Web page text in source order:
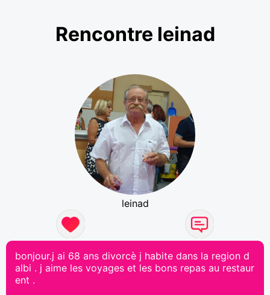
Rencontre leinad
leinad
bonjour.j ai 68 ans divorcè j habite dans la region d
albi . j aime les voyages et les bons repas au restaur
ent .